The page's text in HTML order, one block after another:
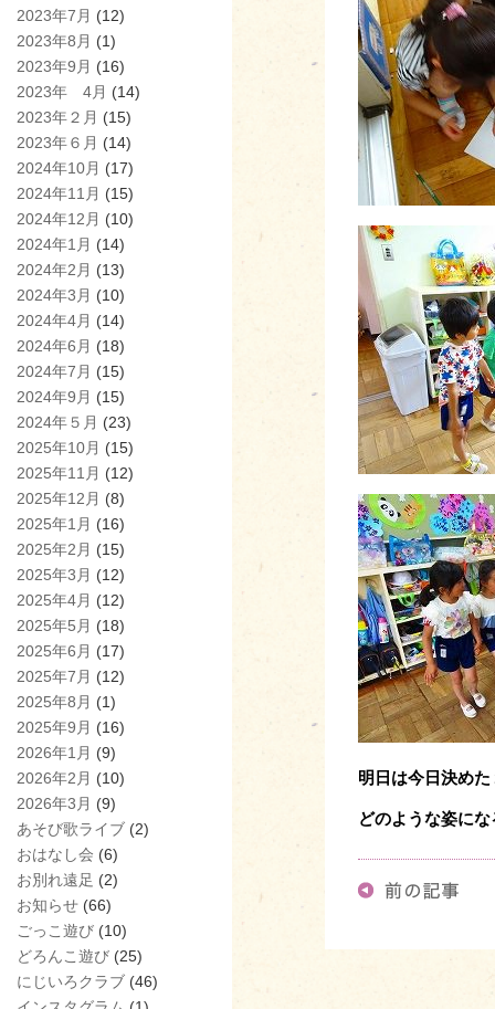
2023年7月 (12)
2023年8月 (1)
2023年9月 (16)
2023年 4月 (14)
2023年２月 (15)
2023年６月 (14)
2024年10月 (17)
2024年11月 (15)
2024年12月 (10)
2024年1月 (14)
2024年2月 (13)
2024年3月 (10)
2024年4月 (14)
2024年6月 (18)
2024年7月 (15)
2024年9月 (15)
2024年５月 (23)
2025年10月 (15)
2025年11月 (12)
2025年12月 (8)
2025年1月 (16)
2025年2月 (15)
2025年3月 (12)
2025年4月 (12)
2025年5月 (18)
2025年6月 (17)
2025年7月 (12)
2025年8月 (1)
2025年9月 (16)
2026年1月 (9)
2026年2月 (10)
2026年3月 (9)
あそび歌ライブ (2)
おはなし会 (6)
お別れ遠足 (2)
お知らせ (66)
ごっこ遊び (10)
どろんこ遊び (25)
にじいろクラブ (46)
明日は今日決め
どのような姿に